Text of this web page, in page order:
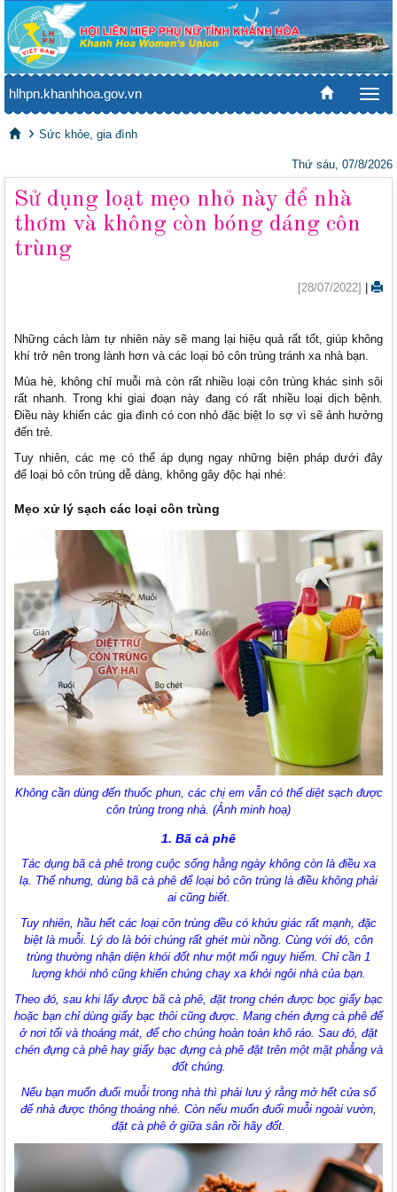
hlhpn.khanhhoa.gov.vn
Sức khỏe, gia đình
Thứ sáu, 07/8/2026
Sử dụng loạt mẹo nhỏ này để nhà
thơm và không còn bóng dáng côn
trùng
[28/07/2022]
Những cách làm tự nhiên này sẽ mang lại hiệu quả rất tốt, giúp không
khí trở nên trong lành hơn và các loại bỏ côn trùng tránh xa nhà bạn.
Mùa hè, không chỉ muỗi mà còn rất nhiều loại côn trùng khác sinh sôi
rất nhanh. Trong khi giai đoạn này đang có rất nhiều loại dịch bệnh.
Điều này khiến các gia đình có con nhỏ đặc biệt lo sợ vì sẽ ảnh hưởng
đến trẻ.
Tuy nhiên, các mẹ có thể áp dụng ngay những biện pháp dưới đây
để loại bỏ côn trùng dễ dàng, không gây độc hại nhé:
Mẹo xử lý sạch các loại côn trùng
Không cần dùng đến thuốc phun, các chị em vẫn có thể diệt sạch được
côn trùng trong nhà. (Ảnh minh hoạ)
1. Bã cà phê
Tác dụng bã cà phê trong cuộc sống hằng ngày không còn là điều xa
lạ. Thế nhưng, dùng bã cà phê để loại bỏ côn trùng là điều không phải
ai cũng biết.
Tuy nhiên, hầu hết các loại côn trùng đều có khứu giác rất mạnh, đặc
biệt là muỗi. Lý do là bởi chúng rất ghét mùi nồng. Cùng với đó, côn
trùng thường nhận diện khói đốt như một mối nguy hiểm. Chỉ cần 1
lượng khói nhỏ cũng khiến chúng chạy xa khỏi ngôi nhà của bạn.
Theo đó, sau khi lấy được bã cà phê, đặt trong chén được bọc giấy bạc
hoặc bạn chỉ dùng giấy bạc thôi cũng được. Mang chén đựng cà phê để
ở nơi tối và thoáng mát, để cho chúng hoàn toàn khô ráo. Sau đó, đặt
chén đựng cà phê hay giấy bạc đựng cà phê đặt trên một mặt phẳng và
đốt chúng.
Nếu bạn muốn đuổi muỗi trong nhà thì phải lưu ý rằng mở hết cửa sổ
để nhà được thông thoáng nhé. Còn nếu muốn đuổi muỗi ngoài vườn,
đặt cà phê ở giữa sân rồi hãy đốt.